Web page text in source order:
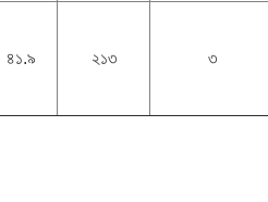
৪১.৯ ২১৩ ৩